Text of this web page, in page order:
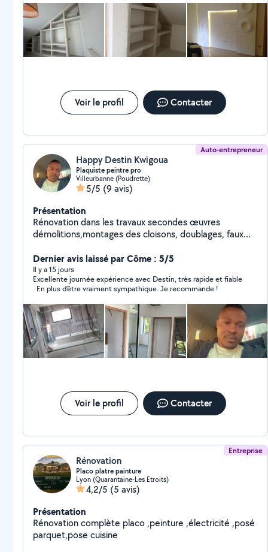
Voir le profil Contacter
Auto-entrepreneur
Happy Destin Kwigoua
Plaquiste peintre pro
Villeurbanne (Poudrette)
5/5 (9 avis)
Présentation
Rénovation dans les travaux secondes œuvres
démolitions,montages des cloisons, doublages, faux
,revêtement de sol , pose papier peint , ratissage,
bandes à joints , ponçage, rebouche et pose du
parquet brute et flottante Service de qualité et
professionnelle
Dernier avis laissé par Côme : 5/5
Il y a 15 jours
Excellente journée expérience avec Destin, très rapide et fiable
. En plus d’être vraiment sympathique. Je recommande !
Voir le profil Contacter
Entreprise
Rénovation
Placo platre painture
Lyon (Quarantaine-Les Etroits)
4,2/5 (5 avis)
Présentation
Rénovation complète placo ,peinture ,électricité ,posé
parquet,pose cuisine